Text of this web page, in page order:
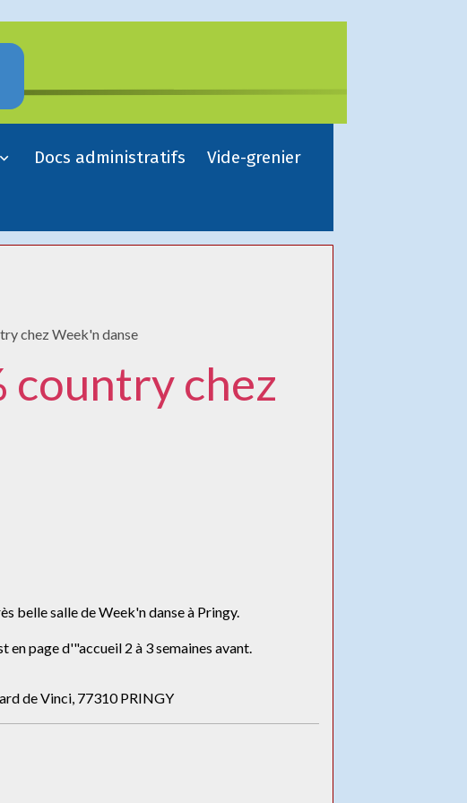
Docs administratifs
Vide-grenier
chez Week'n danse
country chez
belle salle de Week'n danse à Pringy.
page d'"accueil 2 à 3 semaines avant.
de Vinci, 77310 PRINGY